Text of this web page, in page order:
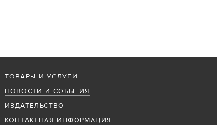
ТОВАРЫ И УСЛУГИ
НОВОСТИ И СОБЫТИЯ
ИЗДАТЕЛЬСТВО
КОНТАКТНАЯ ИНФОРМАЦИЯ